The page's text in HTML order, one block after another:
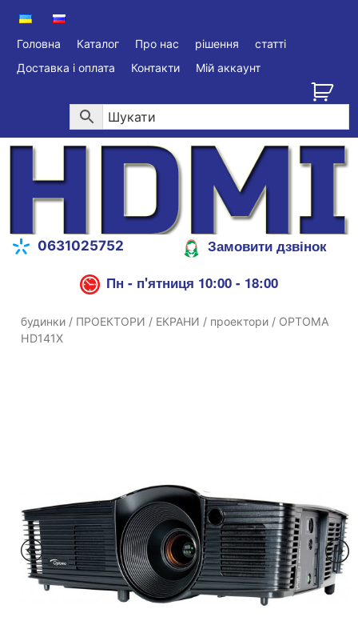
Головна Каталог Про нас рішення
статті
Доставка і оплата
Контакти Мій аккаунт
0631025752
Замовити дзвінок
Пн - п'ятниця 10:00 - 18:00
будинки / ПРОЕКТОРИ / ЕКРАНИ / проектори / OPTOMA
HD141X